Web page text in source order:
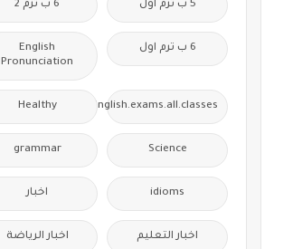
5 ب ترم اول 6 ب ترم 2
6 ب ترم اول
English
Pronunciation
Free.English.exams.all.classes
Healthy
Science
grammar
idioms اخبار
اخبار التعليم اخبار الرياضة